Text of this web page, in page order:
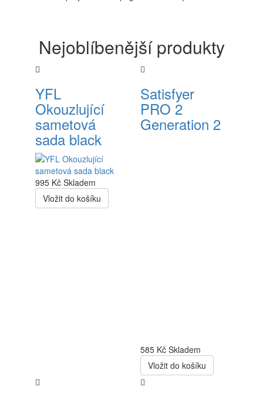
Nejoblíbenější produkty
YFL
Okouzlující
sametová
sada black
995 Kč Skladem
Vložit do košíku
Satisfyer
PRO 2
Generation 2
585 Kč Skladem
Vložit do košíku